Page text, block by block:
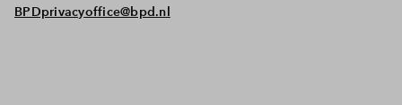
BPDprivacyoffice@bpd.nl